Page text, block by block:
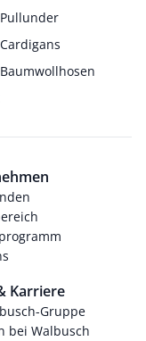
Karriere
Gruppe
bei Walbusch